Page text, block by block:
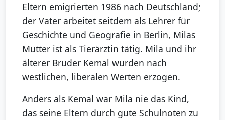
Eltern emigrierten 1986 nach Deutschland;
der Vater arbeitet seitdem als Lehrer für
Geschichte und Geografie in Berlin, Milas
Mutter ist als Tierärztin tätig. Mila und ihr
älterer Bruder Kemal wurden nach
westlichen, liberalen Werten erzogen.
Anders als Kemal war Mila nie das Kind,
das seine Eltern durch gute Schulnoten zu